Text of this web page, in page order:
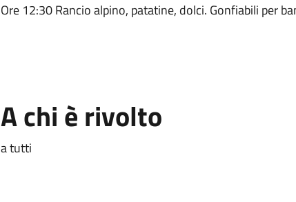
Ore 12:30 Rancio alpino, patatine, dolci. Gonfiabili per
A chi è rivolto
a tutti